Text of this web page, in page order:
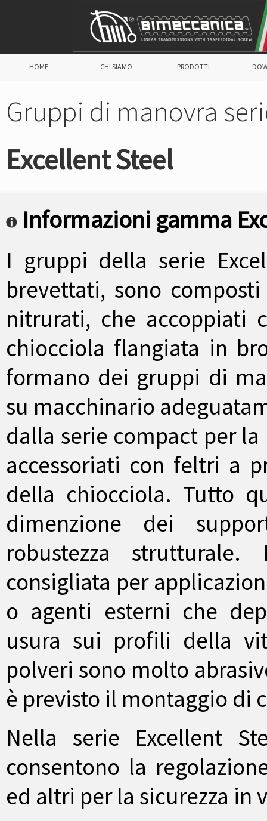
HOME CHI SIAMO PRODOTTI
Gruppi di manovra
Excellent Steel
Informazioni gamma
I gruppi della serie
brevettati, sono
nitrurati, che accoppiati
chiocciola flangiata in
formano dei gruppi di
su macchinario
dalla serie compact per
accessoriati con feltri a
della chiocciola. Tutto
dimenzione dei
robustezza
consigliata per
o agenti esterni che
usura sui profili della
polveri sono molto
è previsto il montaggio di
Nella serie Excellent
consentono la
ed altri per la sicurezza in